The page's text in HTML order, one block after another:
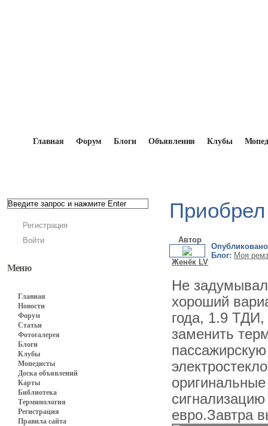
Главная Форум Блоги Объявления Клубы
Регистрация
Войти
Меню
Главная
Новости
Форум
Статьи
Фотогалерея
Блоги
Клубы
Мопедисты
Доска объявлений
Карты
Библиотека
Терминология
Регистрация
Правила сайта
Автор
Женёк LV
Блог: Моя
Не
хороший
года, 1.9
заменить
евро.Завтра